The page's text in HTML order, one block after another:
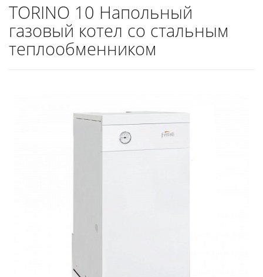
TORINO 10 Напольный
газовый котел со стальным
теплообменником